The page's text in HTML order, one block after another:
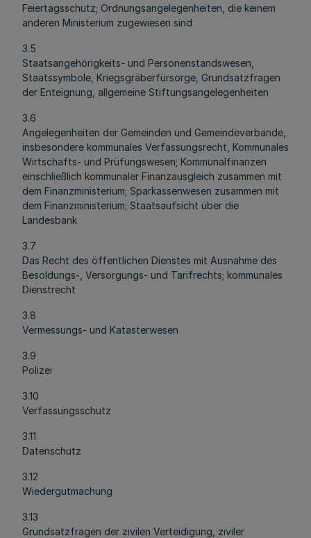
Feiertagsschutz; Ordnungsangelegenheiten, die keinem
anderen Ministerium zugewiesen sind
3.5
Staatsangehörigkeits- und Personenstandswesen,
Staatssymbole, Kriegsgräberfürsorge, Grundsatzfragen
der Enteignung, allgemeine Stiftungsangelegenheiten
3.6
Angelegenheiten der Gemeinden und Gemeindeverbände,
insbesondere kommunales Verfassungsrecht, Kommunales
Wirtschafts- und Prüfungswesen; Kommunalfinanzen
einschließlich kommunaler Finanzausgleich zusammen mit
dem Finanzministerium; Sparkassenwesen zusammen mit
dem Finanzministerium; Staatsaufsicht über die
Landesbank
3.7
Das Recht des öffentlichen Dienstes mit Ausnahme des
Besoldungs-, Versorgungs- und Tarifrechts; kommunales
Dienstrecht
3.8
Vermessungs- und Katasterwesen
3.9
Polizei
3.10
Verfassungsschutz
3.11
Datenschutz
3.12
Wiedergutmachung
3.13
Grundsatzfragen der zivilen Verteidigung, ziviler